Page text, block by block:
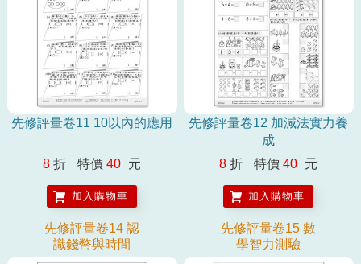
先修評量卷11 10以內的應用
8 折 特價 40 元
加入購物車
先修評量卷12 加減法實力養
成
8 折 特價 40 元
加入購物車
先修評量卷14 認
識錢幣與時間
先修評量卷15 數
學智力測驗